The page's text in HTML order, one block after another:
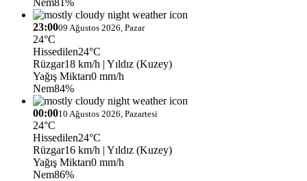
23:0009 Ağustos 2026, Pazar
24°C
Hissedilen24°C
Rüzgar18 km/h | Yıldız (Kuzey)
Yağış Miktarı0 mm/h
Nem84%
00:0010 Ağustos 2026, Pazartesi
24°C
Hissedilen24°C
Rüzgar16 km/h | Yıldız (Kuzey)
Yağış Miktarı0 mm/h
Nem86%